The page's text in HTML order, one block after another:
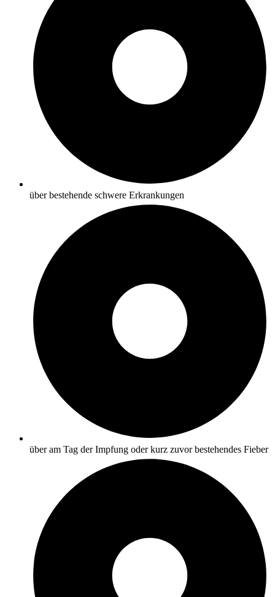
über bestehende schwere Erkrankungen
über am Tag der Impfung oder kurz zuvor bestehendes Fieber